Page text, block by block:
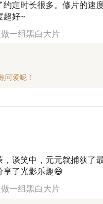
定时长很多。修片的速
超好~
一组黑白大片
，谈笑中，元元就捕获了
享了光影乐趣😄
一组黑白大片